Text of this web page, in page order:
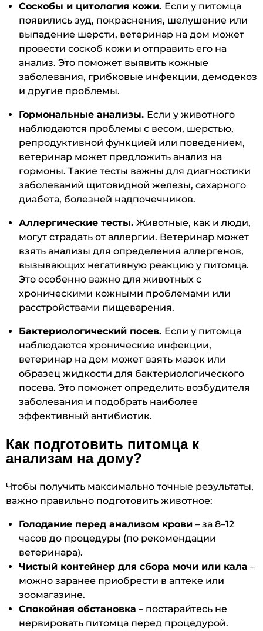
Соскобы и цитология кожи. Если у питомца
появились зуд, покраснения, шелушение или
выпадение шерсти, ветеринар на дом может
провести соскоб кожи и отправить его на
анализ. Это поможет выявить кожные
заболевания, грибковые инфекции, демодекоз
и другие проблемы.
Гормональные анализы. Если у животного
наблюдаются проблемы с весом, шерстью,
репродуктивной функцией или поведением,
ветеринар может предложить анализ на
гормоны. Такие тесты важны для диагностики
заболеваний щитовидной железы, сахарного
диабета, болезней надпочечников.
Аллергические тесты. Животные, как и люди,
могут страдать от аллергии. Ветеринар может
взять анализы для определения аллергенов,
вызывающих негативную реакцию у питомца.
Это особенно важно для животных с
хроническими кожными проблемами или
расстройствами пищеварения.
Бактериологический посев. Если у питомца
наблюдаются хронические инфекции,
ветеринар на дом может взять мазок или
образец жидкости для бактериологического
посева. Это поможет определить возбудителя
заболевания и подобрать наиболее
эффективный антибиотик.
Как подготовить питомца к
анализам на дому?
Чтобы получить максимально точные результаты,
важно правильно подготовить животное:
Голодание перед анализом крови – за 8–12
часов до процедуры (по рекомендации
ветеринара).
Чистый контейнер для сбора мочи или кала –
можно заранее приобрести в аптеке или
зоомагазине.
Спокойная обстановка – постарайтесь не
нервировать питомца перед процедурой.